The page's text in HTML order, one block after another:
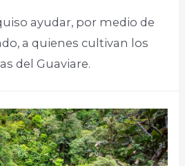
ayudar, por medio de
a quienes cultivan los
del Guaviare.​